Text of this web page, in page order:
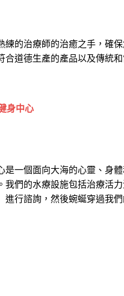
的治療師的治癒之手，確
道德生產的產品以及傳統
一個面向大海的心靈、身
們的水療設施包括治療活
進行諮詢，然後蜿蜒穿過我